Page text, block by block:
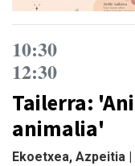
10:30
12:30
Tailerra:
animalia'
Ekoetxea, Azpeitia